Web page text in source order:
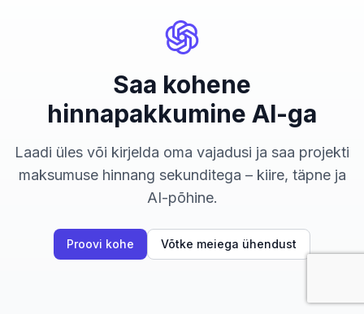
Saa kohene
hinnapakkumine AI-ga
Laadi üles või kirjelda oma vajadusi ja saa projekti
maksumuse hinnang sekunditega – kiire, täpne ja
AI-põhine.
Proovi kohe Võtke meiega ühendust